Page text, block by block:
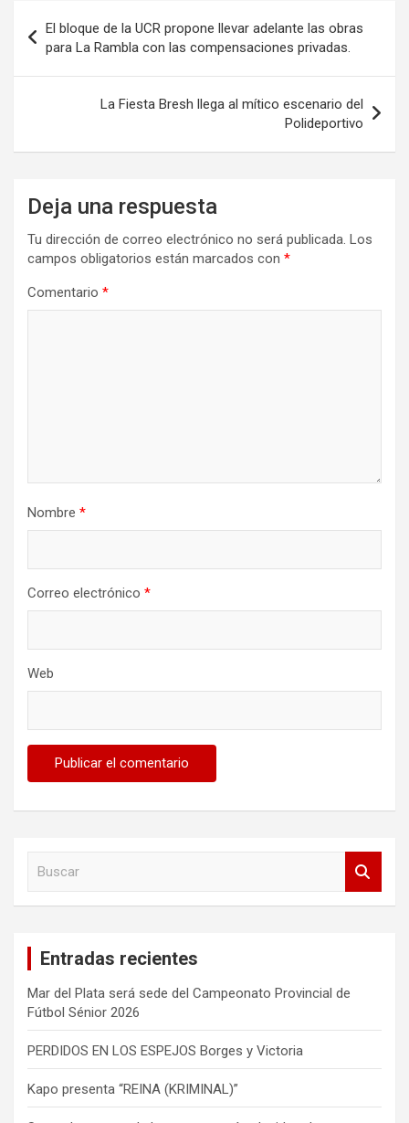
k
n
de
entradas
El bloque de la UCR propone llevar adelante las obras
para La Rambla con las compensaciones privadas.
La Fiesta Bresh llega al mítico escenario del
Polideportivo
Deja una respuesta
Tu dirección de correo electrónico no será publicada. Los
campos obligatorios están marcados con *
Comentario *
Nombre *
Correo electrónico *
Web
Entradas recientes
Mar del Plata será sede del Campeonato Provincial de
Fútbol Sénior 2026
PERDIDOS EN LOS ESPEJOS Borges y Victoria
Kapo presenta “REINA (KRIMINAL)”